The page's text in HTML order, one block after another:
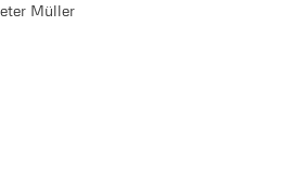
Müller